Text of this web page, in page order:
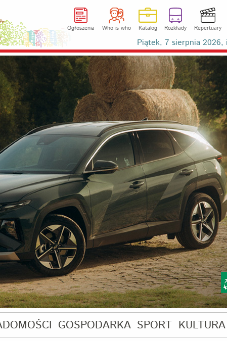
Ogłoszenia Who is who Katalog Rozkłady Repertuary
Piątek, 7 sierpnia
GOSPODARKA SPORT KULTURA